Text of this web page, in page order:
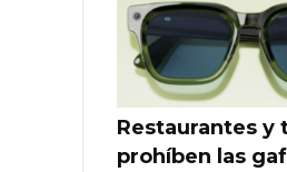
Restaurantes y
prohíben las